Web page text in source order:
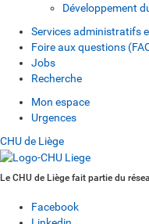
Développement
Services administratifs
Foire aux questions
Jobs
Recherche
Mon espace
Urgences
CHU de Liège
Le CHU de Liège fait partie du
Facebook